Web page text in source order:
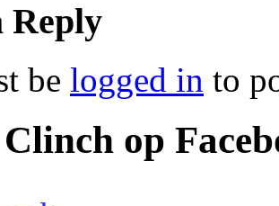
Reply
be logged in to
op